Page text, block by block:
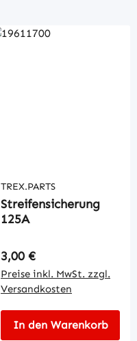
TREX.PARTS
Streifensicherung
125A
Regulärer Preis:
3,00 €
Preise inkl. MwSt. zzgl.
Versandkosten
In den Warenkorb